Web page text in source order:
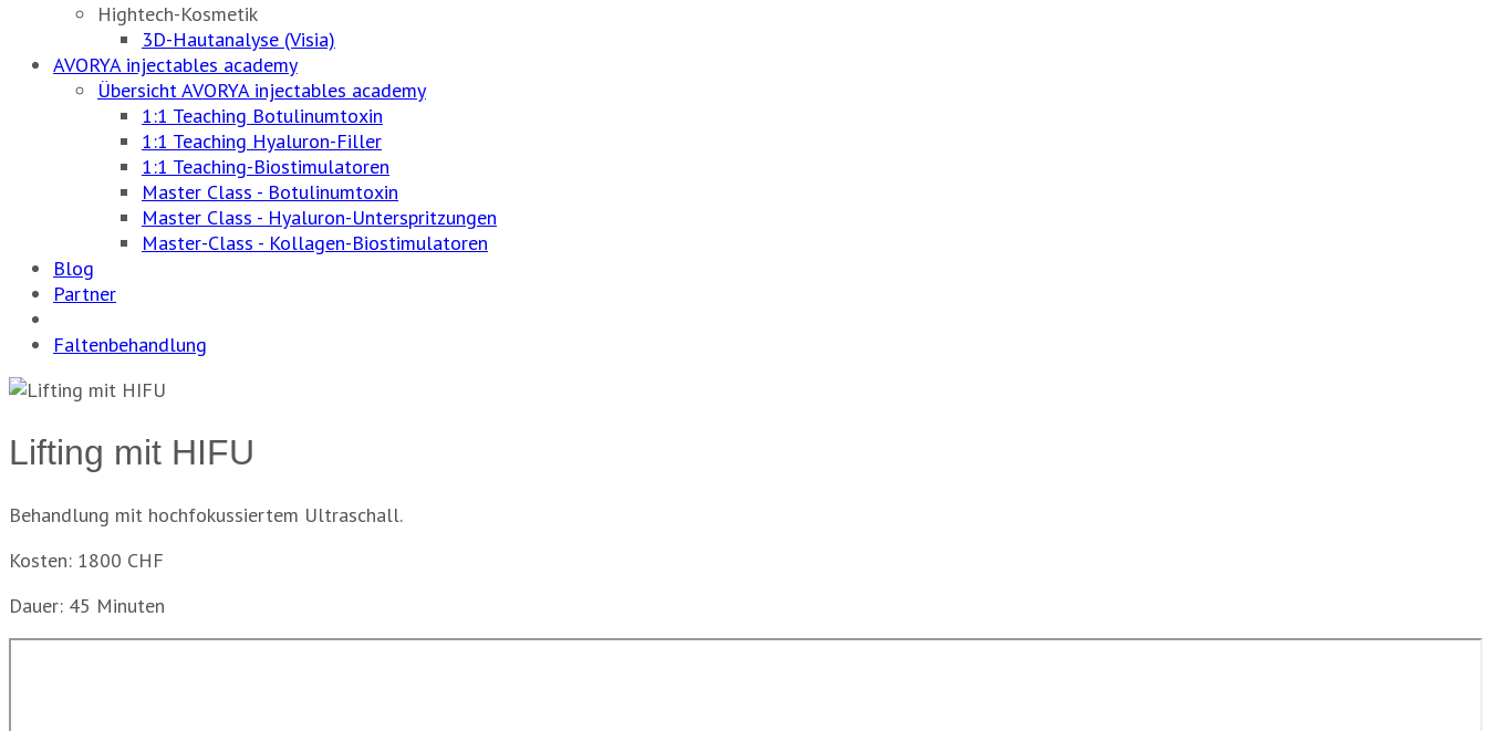
Hightech-Kosmetik
3D-Hautanalyse (Visia)
AVORYA injectables academy
Übersicht AVORYA injectables academy
1:1 Teaching Botulinumtoxin
1:1 Teaching Hyaluron-Filler
1:1 Teaching-Biostimulatoren
Master Class - Botulinumtoxin
Master Class - Hyaluron-Unterspritzungen
Master-Class - Kollagen-Biostimulatoren
Blog
Partner
Faltenbehandlung
Lifting mit HIFU
Behandlung mit hochfokussiertem Ultraschall.
Kosten: 1800 CHF
Dauer: 45 Minuten